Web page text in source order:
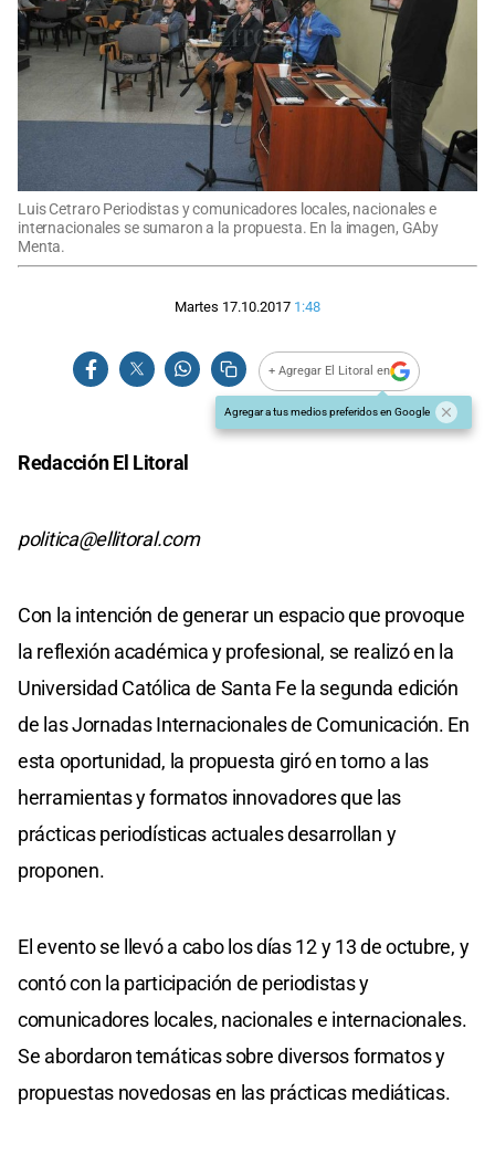
Luis Cetraro Periodistas y comunicadores locales, nacionales e
internacionales se sumaron a la propuesta. En la imagen, GAby
Menta.
Martes 17.10.2017 1:48
+ Agregar El Litoral en
Agregar a tus medios preferidos en Google
Redacción El Litoral
politica@ellitoral.com
Con la intención de generar un espacio que provoque
la reflexión académica y profesional, se realizó en la
Universidad Católica de Santa Fe la segunda edición
de las Jornadas Internacionales de Comunicación. En
esta oportunidad, la propuesta giró en torno a las
herramientas y formatos innovadores que las
prácticas periodísticas actuales desarrollan y
proponen.
El evento se llevó a cabo los días 12 y 13 de octubre, y
contó con la participación de periodistas y
comunicadores locales, nacionales e internacionales.
Se abordaron temáticas sobre diversos formatos y
propuestas novedosas en las prácticas mediáticas.